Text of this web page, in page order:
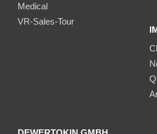
Medical
VR-Sales-Tour